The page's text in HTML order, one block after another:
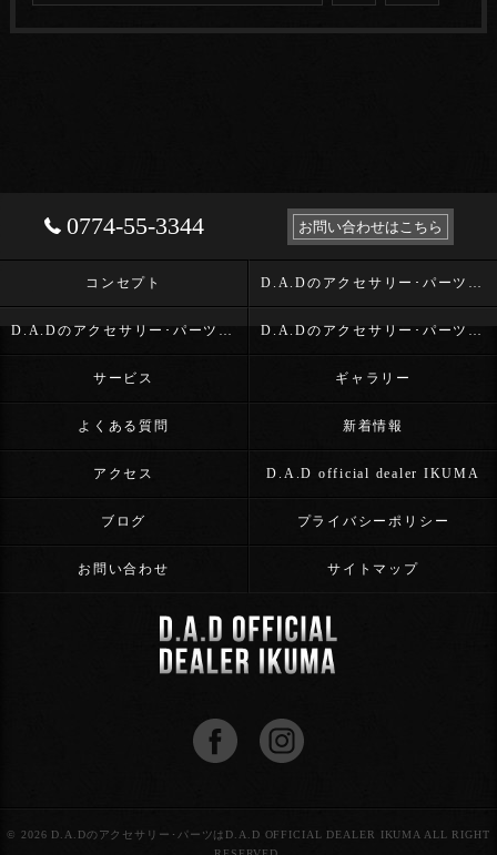
0774-55-3344 お問い合わせはこちら
コンセプト D.A.Dのアクセサリー･パーツ･D.A.D OFFICIAL DEALER IKUMAの口コミ情報
D.A.Dのアクセサリー･パーツ･D.A.D OFFICIAL DEALER IKUMAの評判 D.A.Dのアクセサリー･パーツ･D.A.D OFFICIAL DEALER IKUMAのお客様の声
サービス ギャラリー
よくある質問 新着情報
アクセス D.A.D official dealer IKUMA
ブログ プライバシーポリシー
お問い合わせ サイトマップ
© 2026 D.A.Dのアクセサリー･パーツはD.A.D OFFICIAL DEALER IKUMA ALL RIGHT